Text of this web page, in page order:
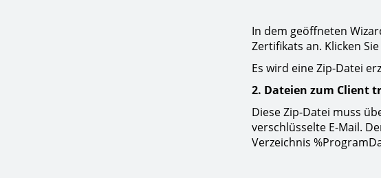
In dem geöffneten
Zertifikats an. Klicken
Es wird eine Zip-Datei
2. Dateien zum Client
Diese Zip-Datei muss
verschlüsselte E-Mail.
Verzeichnis